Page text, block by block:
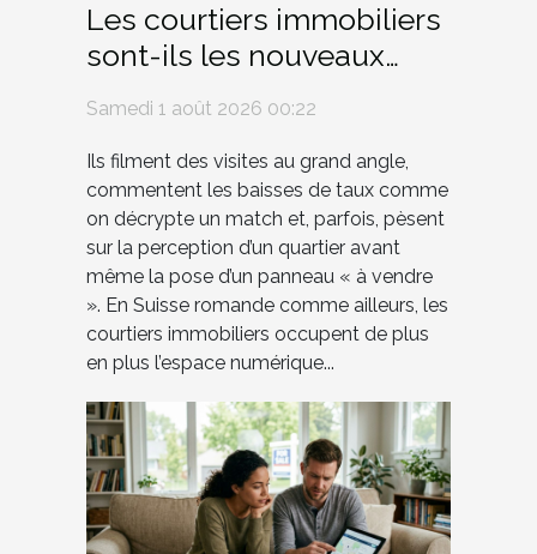
Les courtiers immobiliers
sont-ils les nouveaux
influenceurs du marché ?
Samedi 1 août 2026 00:22
Ils filment des visites au grand angle,
commentent les baisses de taux comme
on décrypte un match et, parfois, pèsent
sur la perception d’un quartier avant
même la pose d’un panneau « à vendre
». En Suisse romande comme ailleurs, les
courtiers immobiliers occupent de plus
en plus l’espace numérique...